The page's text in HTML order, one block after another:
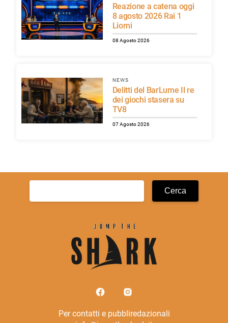
Reazione a catena oggi
8 agosto 2026 Rai 1
Liorni
08 Agosto 2026
NEWS
Delitti del BarLume Il re
dei giochi stasera su
TV8
07 Agosto 2026
Ricerca
Per contatti e pubbliredazionali